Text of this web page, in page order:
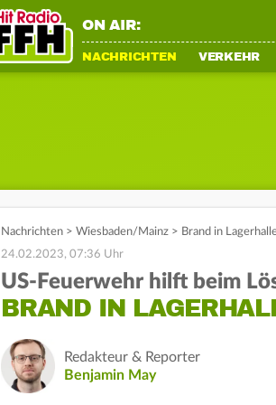
ON AIR:
NACHRICHTEN VERKEHR
Nachrichten > Wiesbaden/Mainz > Brand in
24.02.2023, 07:36 Uhr
US-Feuerwehr hilft beim
BRAND IN
Redakteur & Reporter
Benjamin May